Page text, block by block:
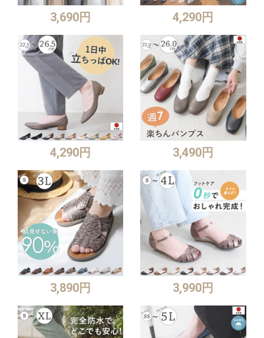
3,690円 4,290円
4,290円 3,490円
3,890円 3,990円